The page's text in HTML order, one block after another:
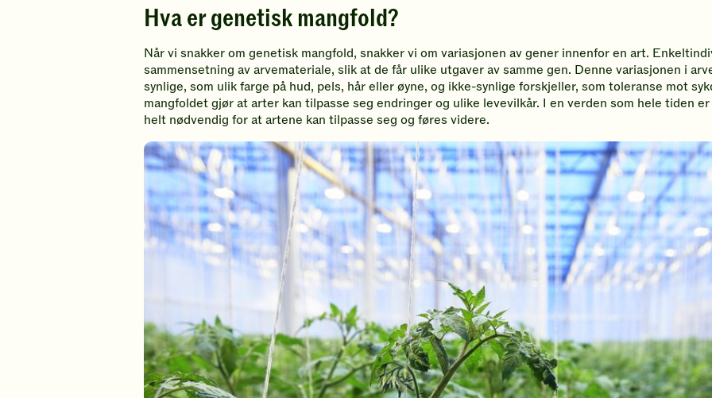
Hva er genetisk mangfold?
Når vi snakker om genetisk mangfold, snakker vi om variasjonen av gener innenfor en art.
sammensetning av arvemateriale, slik at de får ulike utgaver av samme gen. Denne variasjonen i
synlige, som ulik farge på hud, pels, hår eller øyne, og ikke-synlige forskjeller, som toleranse mot
mangfoldet gjør at arter kan tilpasse seg endringer og ulike levevilkår. I en verden som hele tiden
helt nødvendig for at artene kan tilpasse seg og føres videre.